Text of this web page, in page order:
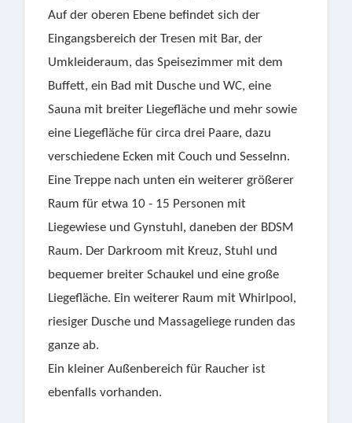
Auf der oberen Ebene befindet sich der
Eingangsbereich der Tresen mit Bar, der
Umkleideraum, das Speisezimmer mit dem
Buffett, ein Bad mit Dusche und WC, eine
Sauna mit breiter Liegefläche und mehr sowie
eine Liegefläche für circa drei Paare, dazu
verschiedene Ecken mit Couch und Sesselnn.
Eine Treppe nach unten ein weiterer größerer
Raum für etwa 10 - 15 Personen mit
Liegewiese und Gynstuhl, daneben der BDSM
Raum. Der Darkroom mit Kreuz, Stuhl und
bequemer breiter Schaukel und eine große
Liegefläche. Ein weiterer Raum mit Whirlpool,
riesiger Dusche und Massageliege runden das
ganze ab.
Ein kleiner Außenbereich für Raucher ist
ebenfalls vorhanden.